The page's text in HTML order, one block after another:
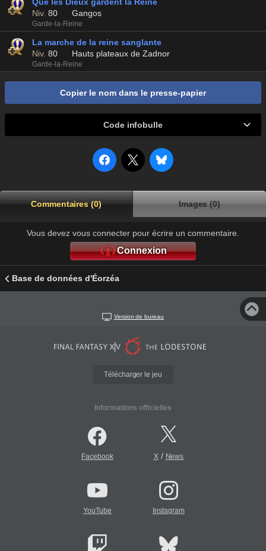
Niv. 80 Gangos
Garde-la-Reine
La marche de la reine sanglante
Niv. 80 Hauts plateaux de Zadnor
Garde-la-Reine
Copier le nom dans le presse-papier
Code infobulle
Commentaires (0) Images (0)
Vous devez vous connecter pour écrire un commentaire.
Connexion
Base de données d'Éorzéa
Version de bureau
Télécharger le jeu
Informations officielles
Facebook X/ News
YouTube Instagram